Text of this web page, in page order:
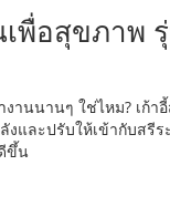
เพื่อสุขภาพ
งานนานๆ ใช่ไหม? เก้า
งและปรับให้เข้ากับสรี
ขึ้น